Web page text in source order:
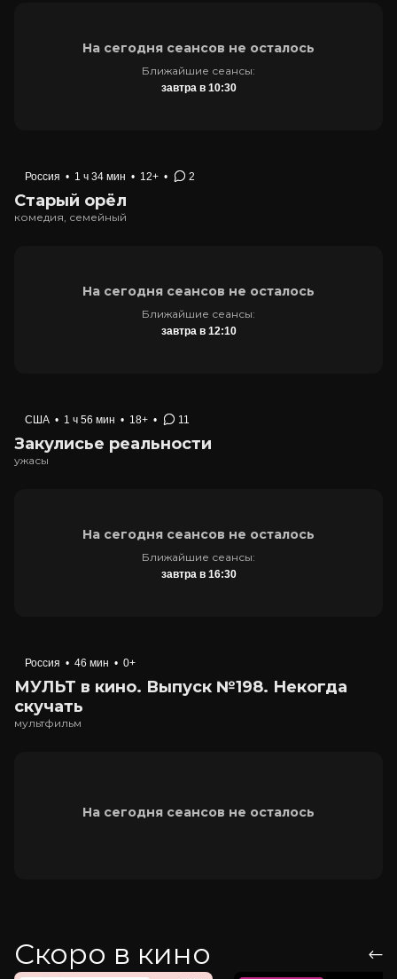
На сегодня сеансов не осталось
Ближайшие сеансы:
завтра в 10:30
Россия • 1 ч 34 мин • 12+ • 2
Старый орёл
комедия, семейный
На сегодня сеансов не осталось
Ближайшие сеансы:
завтра в 12:10
США • 1 ч 56 мин • 18+ • 11
Закулисье реальности
ужасы
На сегодня сеансов не осталось
Ближайшие сеансы:
завтра в 16:30
Россия • 46 мин • 0+
МУЛЬТ в кино. Выпуск №198. Некогда
скучать
мультфильм
На сегодня сеансов не осталось
Скоро в кино